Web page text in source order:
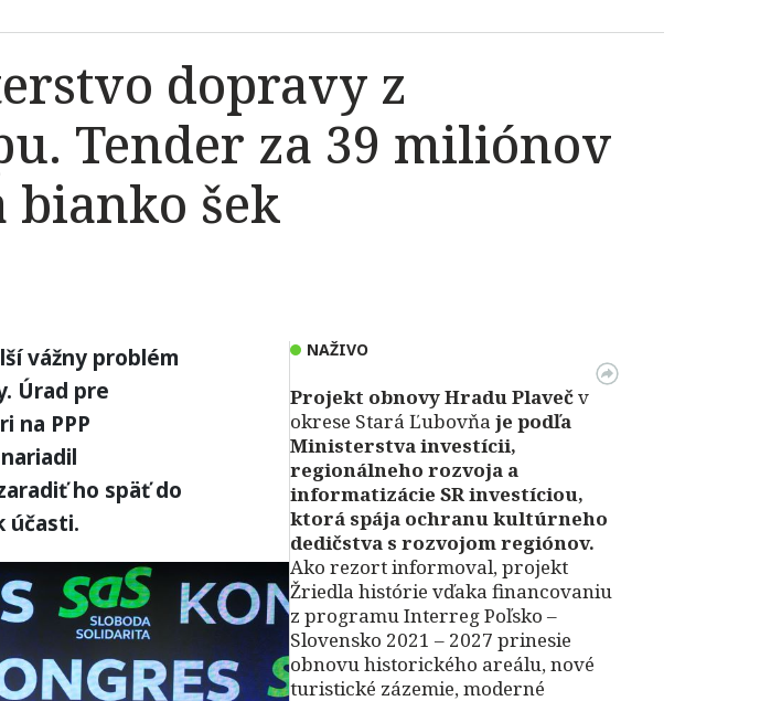
dopravy z
Tender za 39 miliónov
bianko šek
vážny problém
Úrad pre
na PPP
ho späť do
účasti.
NAŽIVO
Projekt obnovy Hradu Plavečv
okrese Stará Ľubovňa je podľa
Ministerstva investícii,
regionálneho rozvoja a
informatizácie SR investíciou,
ktorá spája ochranu kultúrneho
dedičstva s rozvojom regiónov.
Ako rezort informoval, projekt
Žriedla histórie vďaka financovaniu
z programu Interreg Poľsko –
Slovensko 2021 – 2027 prinesie
obnovu historického areálu, nové
turistické zázemie, moderné